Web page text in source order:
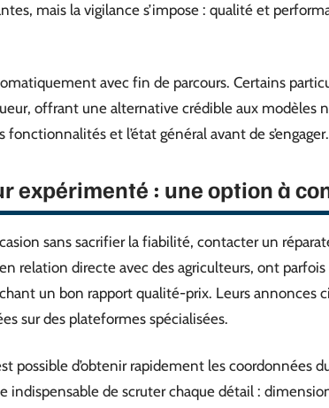
mais la vigilance s’impose : qualité et
avec fin de parcours. Certains
offrant une alternative crédible aux modèles
et l’état général avant de s’engager.
expérimenté : une option à
sans sacrifier la fiabilité, contacter un
relation directe avec des agriculteurs, ont
un bon rapport qualité-prix. Leurs annonces
sur des plateformes spécialisées.
possible d’obtenir rapidement les coordonnées
indispensable de scruter chaque détail :